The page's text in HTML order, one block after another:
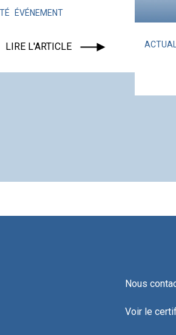
ACTUALITÉ ÉVÉNEMENT
Nous
Voir le